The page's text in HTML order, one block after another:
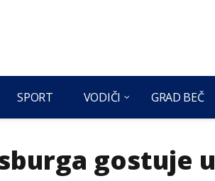
SPORT VODIČI GRAD BEČ
gostuje u